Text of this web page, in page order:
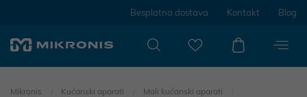
Besplatna dostava Kontakt Blog
Mikronis Kućanski aparati
Mali kućanski aparati